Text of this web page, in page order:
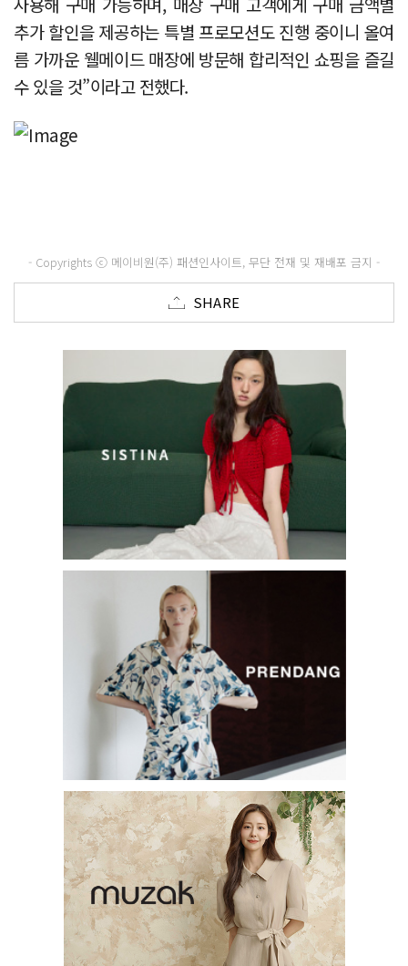
추가 할인을 제공하는 특별 프로모션도 진행 중이니 올여
름 가까운 웰메이드 매장에 방문해 합리적인 쇼핑을 즐길
수 있을 것”이라고 전했다.
- Copyrights ⓒ 메이비원(주) 패션인사이트, 무단 전재 및 재배포 금지 -
SHARE